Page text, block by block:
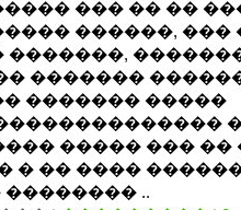
��� �� ��
������, ���
�������,
�������
������� �����
����� ��� ��
� �� ����
..